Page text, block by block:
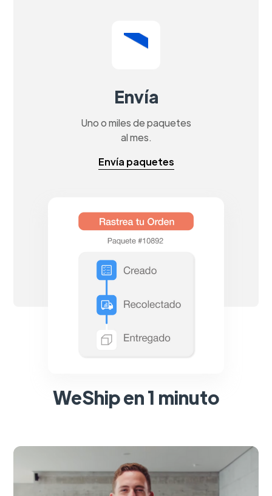
Envía
Uno o miles de paquetes
al mes.
Envía paquetes
WeShip en 1 minuto